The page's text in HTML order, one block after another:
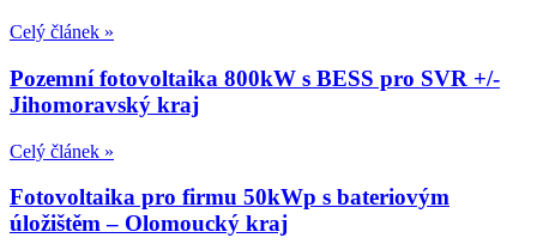
Celý článek »
Pozemní fotovoltaika 800kW s BESS pro SVR +/-
Jihomoravský kraj
Celý článek »
Fotovoltaika pro firmu 50kWp s bateriovým
úložištěm – Olomoucký kraj